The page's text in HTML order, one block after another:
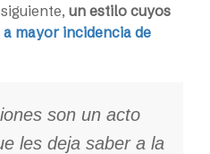
un estilo cuyos
mayor incidencia de
son un acto
les deja saber a la